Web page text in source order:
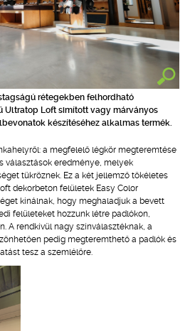
rétegekben felhordható
Ultratop Loft simított vagy márványos
készítéséhez alkalmas termék.
a megfelelő légkör megteremtése
választások eredménye, melyek
tükröznek. Ez a két jellemző tökéletes
dekorbeton felületek Easy Color
kínálnak, hogy meghaladjuk a bevett
felületeket hozzunk létre padlókon,
A rendkívül nagy színválasztéknak, a
pedig megteremthető a padlók és
tesz a szemlélőre.